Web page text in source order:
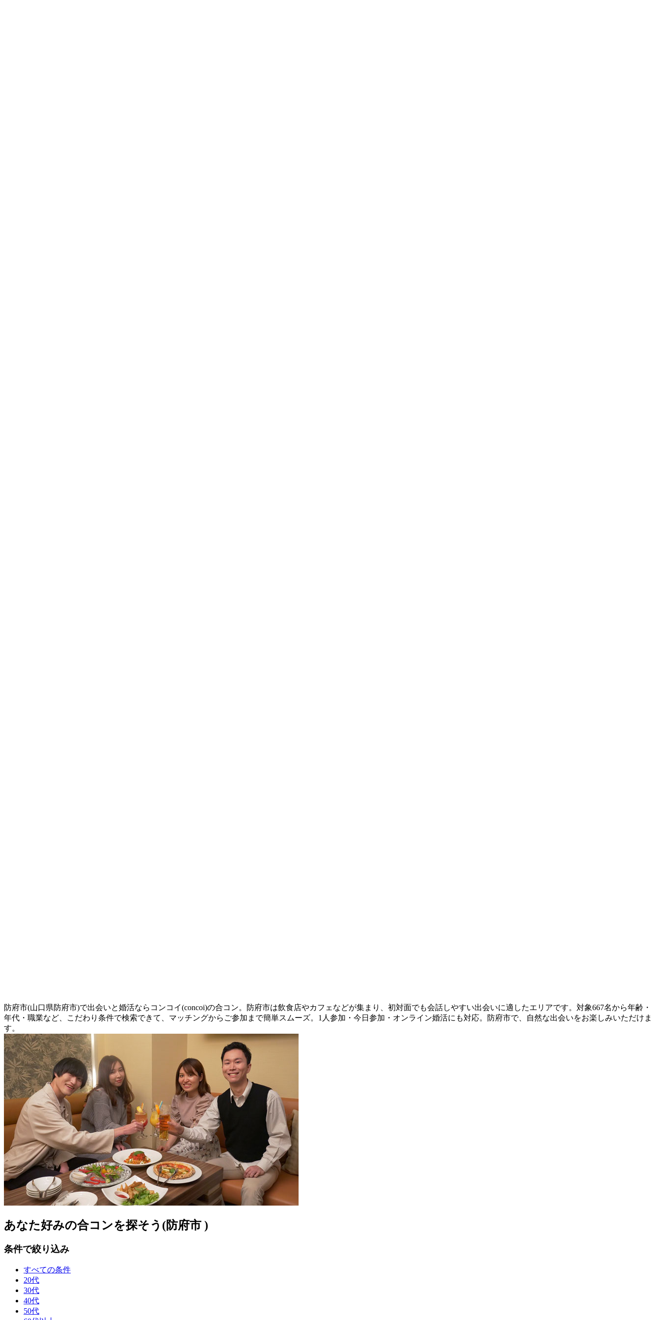
防府市(山口県防府市)で出会いと婚活ならコンコイ(concoi)の合コン。防府市は飲食店やカフェなどが集まり、初対面でも会話しやすい出会いに適したエリアです。対象667名から年齢・
年代・職業など、こだわり条件で検索できて、マッチングからご参加まで簡単スムーズ。1人参加・今日参加・オンライン婚活にも対応。防府市で、自然な出会いをお楽しみいただけま
す。
あなた好みの合コンを探そう(防府市 )
条件で絞り込み
すべての条件
20代
30代
40代
50代